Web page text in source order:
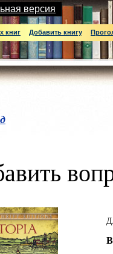
версия
книг Добавить книгу